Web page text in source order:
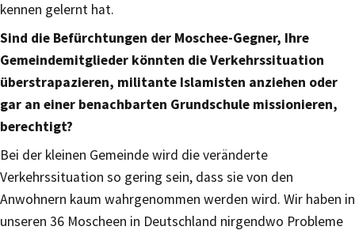
kennen gelernt hat.
Sind die Befürchtungen der Moschee-Gegner, Ihre
Gemeindemitglieder könnten die Verkehrssituation
überstrapazieren, militante Islamisten anziehen oder
gar an einer benachbarten Grundschule missionieren,
berechtigt?
Bei der kleinen Gemeinde wird die veränderte
Verkehrssituation so gering sein, dass sie von den
Anwohnern kaum wahrgenommen werden wird. Wir haben in
unseren 36 Moscheen in Deutschland nirgendwo Probleme